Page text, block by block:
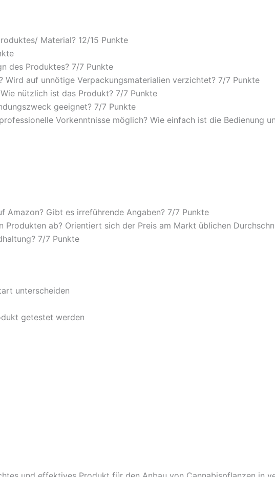
Material? 12/15 Punkte
des Produktes? 7/7 Punkte
Wird auf unnötige Verpackungsmaterialien verzichtet? 7/7 Punkte
nützlich ist das Produkt? 7/7 Punkte
geeignet? 7/7 Punkte
Vorkenntnisse möglich? Wie einfach ist die Bedienung
Amazon? Gibt es irreführende Angaben? 7/7 Punkte
Produkten ab? Orientiert sich der Preis am Markt üblichen
7/7 Punkte
unterscheiden
getestet werden